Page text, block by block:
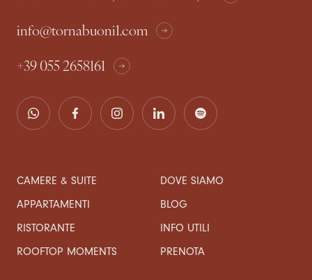
info@tornabuoni1.com
+39 055 2658161
CAMERE & SUITE
APPARTAMENTI
RISTORANTE
ROOFTOP MOMENTS
DOVE SIAMO
BLOG
INFO UTILI
PRENOTA